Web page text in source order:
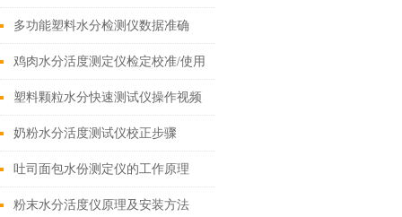
骤
多功能塑料水分检测仪数据准确
鸡肉水分活度测定仪检定校准/使用
视频
塑料颗粒水分快速测试仪操作视频
奶粉水分活度测试仪校正步骤
吐司面包水份测定仪的工作原理
粉末水分活度仪原理及安装方法